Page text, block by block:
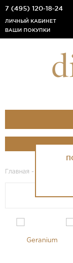
7 (495) 120-18-24
ЛИЧНЫЙ КАБИНЕТ
ВАШИ ПОКУПКИ
Главная - -